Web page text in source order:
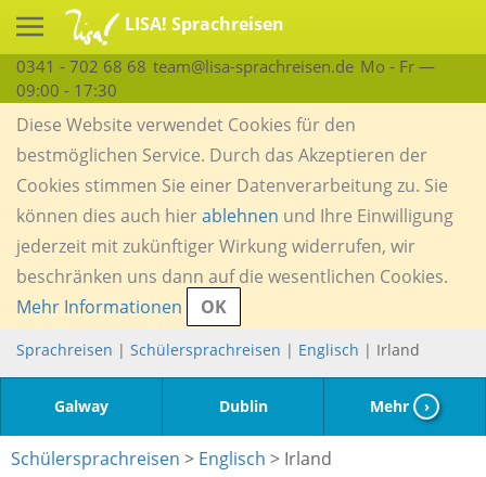
LISA! Sprachreisen
0341 - 702 68 68 team@lisa-sprachreisen.de Mo - Fr —
09:00 - 17:30
Diese Website verwendet Cookies für den
bestmöglichen Service. Durch das Akzeptieren der
Cookies stimmen Sie einer Datenverarbeitung zu. Sie
können dies auch hierablehnen und Ihre Einwilligung
jederzeit mit zukünftiger Wirkung widerrufen, wir
beschränken uns dann auf die wesentlichen Cookies.
Mehr Informationen
OK
Sprachreisen | Schülersprachreisen | Englisch | Irland
Galway Dublin Mehr ›
Schülersprachreisen > Englisch > Irland